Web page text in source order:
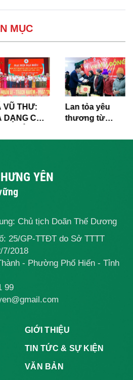
MỤC
VŨ THƯ:
DẠNG CÁC
TRỢ XÃ
Lan tỏa yêu
thương từ
“Tết Nhân ái”
YÊN
Chủ tịch Doãn Thế Dương
25/GP-TTĐT do Sở TTTT
7/2018
- Phường Phố Hiến - Tỉnh
99
GIỚI THIỆU
TIN TỨC & SỰ KIỆN
VĂN BẢN